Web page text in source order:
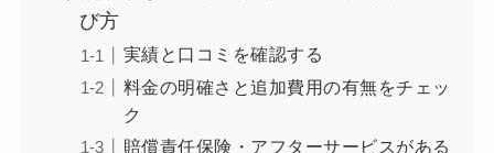
び方
実績と口コミを確認する
料金の明確さと追加費用の有無をチェッ
ク
賠償責任保険・アフターサービスがある